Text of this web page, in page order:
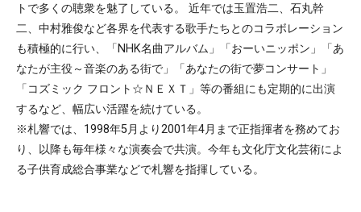
トで多くの聴衆を魅了している。 近年では玉置浩二、石丸幹
二、中村雅俊など各界を代表する歌手たちとのコラボレーション
も積極的に行い、「NHK名曲アルバム」「おーいニッポン」「あ
なたが主役～音楽のある街で」「あなたの街で夢コンサート」
「コズミック フロント☆ＮＥＸＴ」等の番組にも定期的に出演
するなど、幅広い活躍を続けている。
※札響では、1998年5月より2001年4月まで正指揮者を務めてお
り、以降も毎年様々な演奏会で共演。今年も文化庁文化芸術によ
る子供育成総合事業などで札響を指揮している。